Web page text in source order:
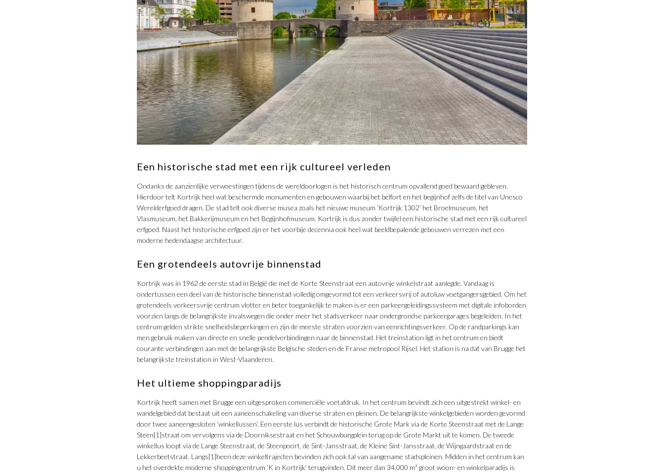
Een historische stad met een rijk cultureel verleden
Ondanks de aanzienlijke verwoestingen tijdens de wereldoorlogen is het historisch centrum opvallend goed bewaard gebleven.
Hierdoor telt Kortrijk heel wat beschermde monumenten en gebouwen waarbij het belfort en het begijnhof zelfs de titel van Unesco
Werelderfgoed dragen. De stad telt ook diverse musea zoals het nieuwe museum ‘Kortrijk 1302’ het Broelmuseum, het
Vlasmuseum, het Bakkerijmuseum en het Begijnhofmuseum. Kortrijk is dus zonder twijfel een historische stad met een rijk cultureel
erfgoed. Naast het historische erfgoed zijn er het voorbije decennia ook heel wat beeldbepalende gebouwen verrezen met een
moderne hedendaagse architectuur.
Een grotendeels autovrije binnenstad
Kortrijk was in 1962 de eerste stad in België die met de Korte Steenstraat een autovrije winkelstraat aanlegde. Vandaag is
ondertussen een deel van de historische binnenstad volledig omgevormd tot een verkeersvrij of autoluw voetgangersgebied. Om het
grotendeels verkeersvrije centrum vlotter en beter toegankelijk te maken is er een parkeergeleidingssysteem met digitale infoborden
voorzien langs de belangrijkste invalswegen die onder meer het stadsverkeer naar ondergrondse parkeergarages begeleiden. In het
centrum gelden strikte snelheidsbeperkingen en zijn de meeste straten voorzien van eenrichtingsverkeer. Op de randparkings kan
men gebruik maken van directe en snelle pendelverbindingen naar de binnenstad. Het treinstation ligt in het centrum en biedt
courante verbindingen aan met de belangrijkste Belgische steden en de Franse metropool Rijsel. Het station is na dat van Brugge het
belangrijkste treinstation in West-Vlaanderen.
Het ultieme shoppingparadijs
Kortrijk heeft samen met Brugge een uitgesproken commerciële voetafdruk. In het centrum bevindt zich een uitgestrekt winkel- en
wandelgebied dat bestaat uit een aaneenschakeling van diverse straten en pleinen. De belangrijkste winkelgebieden worden gevormd
door twee aaneengesloten ‘winkellussen’. Een eerste lus verbindt de historische Grote Mark via de Korte Steenstraat met de Lange
Steen[1]straat om vervolgens via de Doorniksestraat en het Schouwburgplein terug op de Grote Markt uit te komen. De tweede
winkellus loopt via de Lange Steenstraat, de Steenpoort, de Sint-Jansstraat, de Kleine Sint-Jansstraat, de Wijngaardstraat en de
Lekkerbeetstraat. Langs[1]heen deze winkeltrajecten bevinden zich ook tal van aangename stadspleinen. Midden in het centrum kan
u het overdekte moderne shoppingcentrum ‘K in Kortrijk’ terugvinden. Dit meer dan 34.000 m² groot woon- en winkelparadijs is